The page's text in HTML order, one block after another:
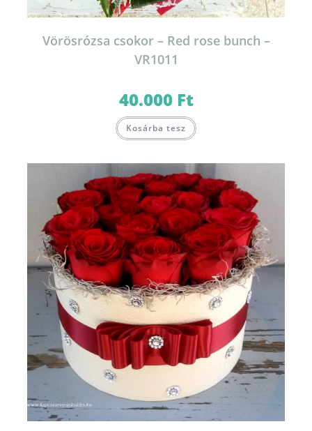
Vörösrózsa csokor – Red rose bunch –
VR1011
40.000 Ft
Kosárba tesz